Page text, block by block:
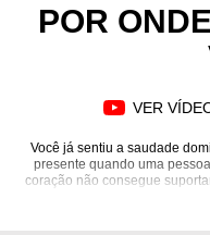
POR
VER
Você já sentiu a saudade
presente quando uma
coração não consegue